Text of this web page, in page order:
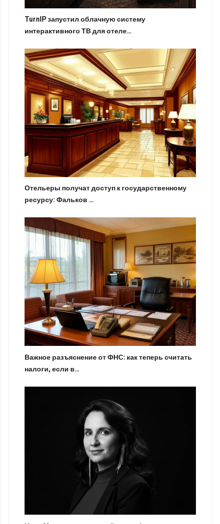
TurnIP запустил облачную систему
интерактивного ТВ для отеле…
Отельеры получат доступ к государственному
ресурсу: Фальков …
Важное разъяснение от ФНС: как теперь считать
налоги, если в…